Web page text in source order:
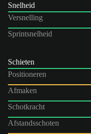
Snelheid
Versnelling
Sprintsnelheid
Schieten
Positioneren
Afmaken
Schotkracht
Afstandsschoten